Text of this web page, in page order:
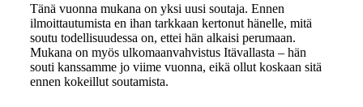
Tänä vuonna mukana on yksi uusi soutaja. Ennen
ilmoittautumista en ihan tarkkaan kertonut hänelle, mitä
soutu todellisuudessa on, ettei hän alkaisi perumaan.
Mukana on myös ulkomaanvahvistus Itävallasta – hän
souti kanssamme jo viime vuonna, eikä ollut koskaan sitä
ennen kokeillut soutamista.